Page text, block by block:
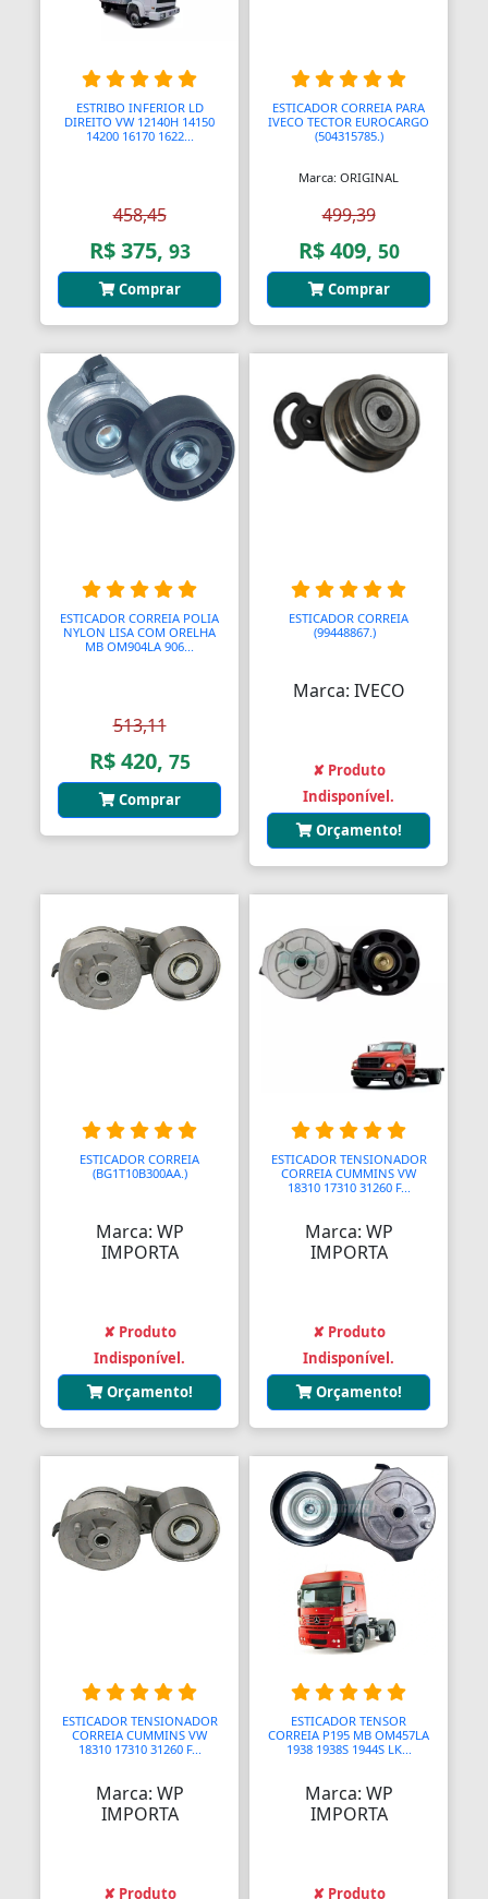
Barras Antipânico
Barras Axiais
Barras LED
Bases
Bases Faciais
Bases para Cadeiras
Batedeiras
Batedores
Bendix de Partida
Bicicletários
Bicos de Mamadeira
Bicos de Pato
Bielas
Bieletas
Bigornas
Bloco Completo
Blocos de Concreto
Blocos Ópticos
Bobinas
Bobinas Impulsoras
Bobinas para Máquinas
Bocais
Bolas para Engates
Bolas para Rolamentos
Bolhas
Bolsas
Bomba Depressor
Bomba de Óleo
Bombas
ESTRIBO INFERIOR LD
DIREITO VW 12140H 14150
14200 16170 1622...
458,45
R$ 375, 93
Comprar
ESTICADOR CORREIA PARA
IVECO TECTOR EUROCARGO
(504315785.)
Marca: ORIGINAL
499,39
R$ 409, 50
Comprar
ESTICADOR CORREIA POLIA
NYLON LISA COM ORELHA
MB OM904LA 906...
513,11
R$ 420, 75
Comprar
ESTICADOR CORREIA
(99448867.)
Marca: IVECO
✘ Produto
Indisponível.
Orçamento!
ESTICADOR CORREIA
(BG1T10B300AA.)
Marca: WP
IMPORTA
✘ Produto
Indisponível.
Orçamento!
ESTICADOR TENSIONADOR
CORREIA CUMMINS VW
18310 17310 31260 F...
Marca: WP
IMPORTA
✘ Produto
Indisponível.
Orçamento!
ESTICADOR TENSIONADOR
CORREIA CUMMINS VW
18310 17310 31260 F...
Marca: WP
IMPORTA
✘ Produto
ESTICADOR TENSOR
CORREIA P195 MB OM457LA
1938 1938S 1944S LK...
Marca: WP
IMPORTA
✘ Produto